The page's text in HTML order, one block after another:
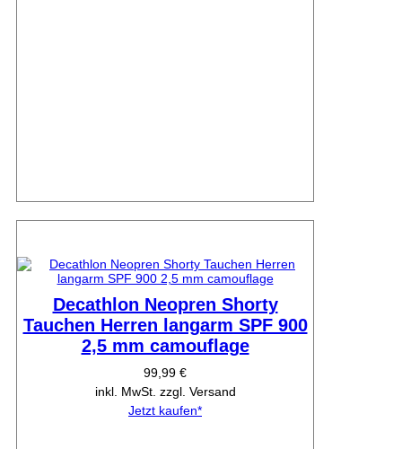
Decathlon Neopren Shorty
Tauchen Herren langarm SPF 900
2,5 mm camouflage
99,99 €
inkl. MwSt. zzgl. Versand
Jetzt kaufen*